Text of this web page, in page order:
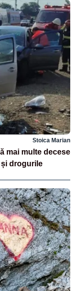
Stoica Marian
mai multe decese
drogurile